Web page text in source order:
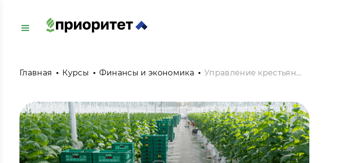
Главная Курсы Финансы и экономика Управление крестьянским (фермерским) хозяйством в области овощеводства